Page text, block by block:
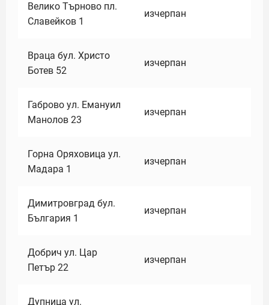
Велико Търново пл.
Славейков 1
изчерпан
Враца бул. Христо
Ботев 52
изчерпан
Габрово ул. Емануил
Манолов 23
изчерпан
Горна Оряховица ул.
Мадара 1
изчерпан
Димитровград бул.
България 1
изчерпан
Добрич ул. Цар
Петър 22
изчерпан
Дупница ул.